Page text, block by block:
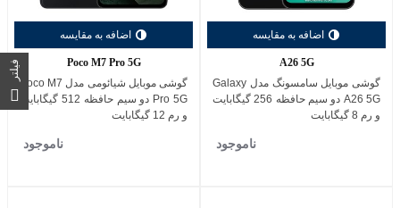
اضافه به مقایسه
A26 5G
گوشی موبایل سامسونگ مدل Galaxy
A26 5G دو سیم حافظه 256 گیگابایت
و رم 8 گیگابایت
ناموجود
اضافه به مقایسه
Poco M7 Pro 5G
گوشی موبایل شیائومی مدل Poco M7
Pro 5G دو سیم حافظه 512 گیگابایت
و رم 12 گیگابایت
ناموجود
فیلتر